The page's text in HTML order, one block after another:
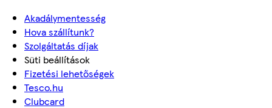
Akadálymentesség
Hova szállítunk?
Szolgáltatás díjak
Süti beállítások
Fizetési lehetőségek
Tesco.hu
Clubcard